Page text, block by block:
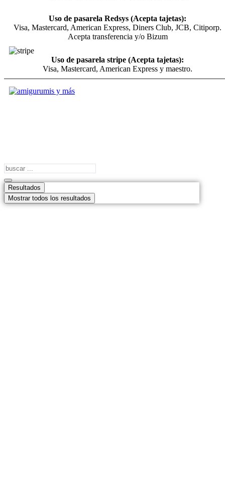
Uso de pasarela Redsys (Acepta tajetas):
Visa, Mastercard, American Express, Diners Club, JCB, Citiporp.
Acepta transferencia y/o Bizum
Uso de pasarela stripe (Acepta tajetas):
Visa, Mastercard, American Express y maestro.
Search
Resultados
Mostrar todos los resultados